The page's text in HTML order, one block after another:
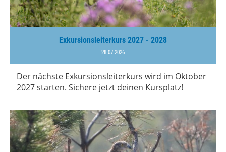
Exkursionsleiterkurs 2027 - 2028
28.07.2026
Der nächste Exkursionsleiterkurs wird im Oktober
2027 starten. Sichere jetzt deinen Kursplatz!